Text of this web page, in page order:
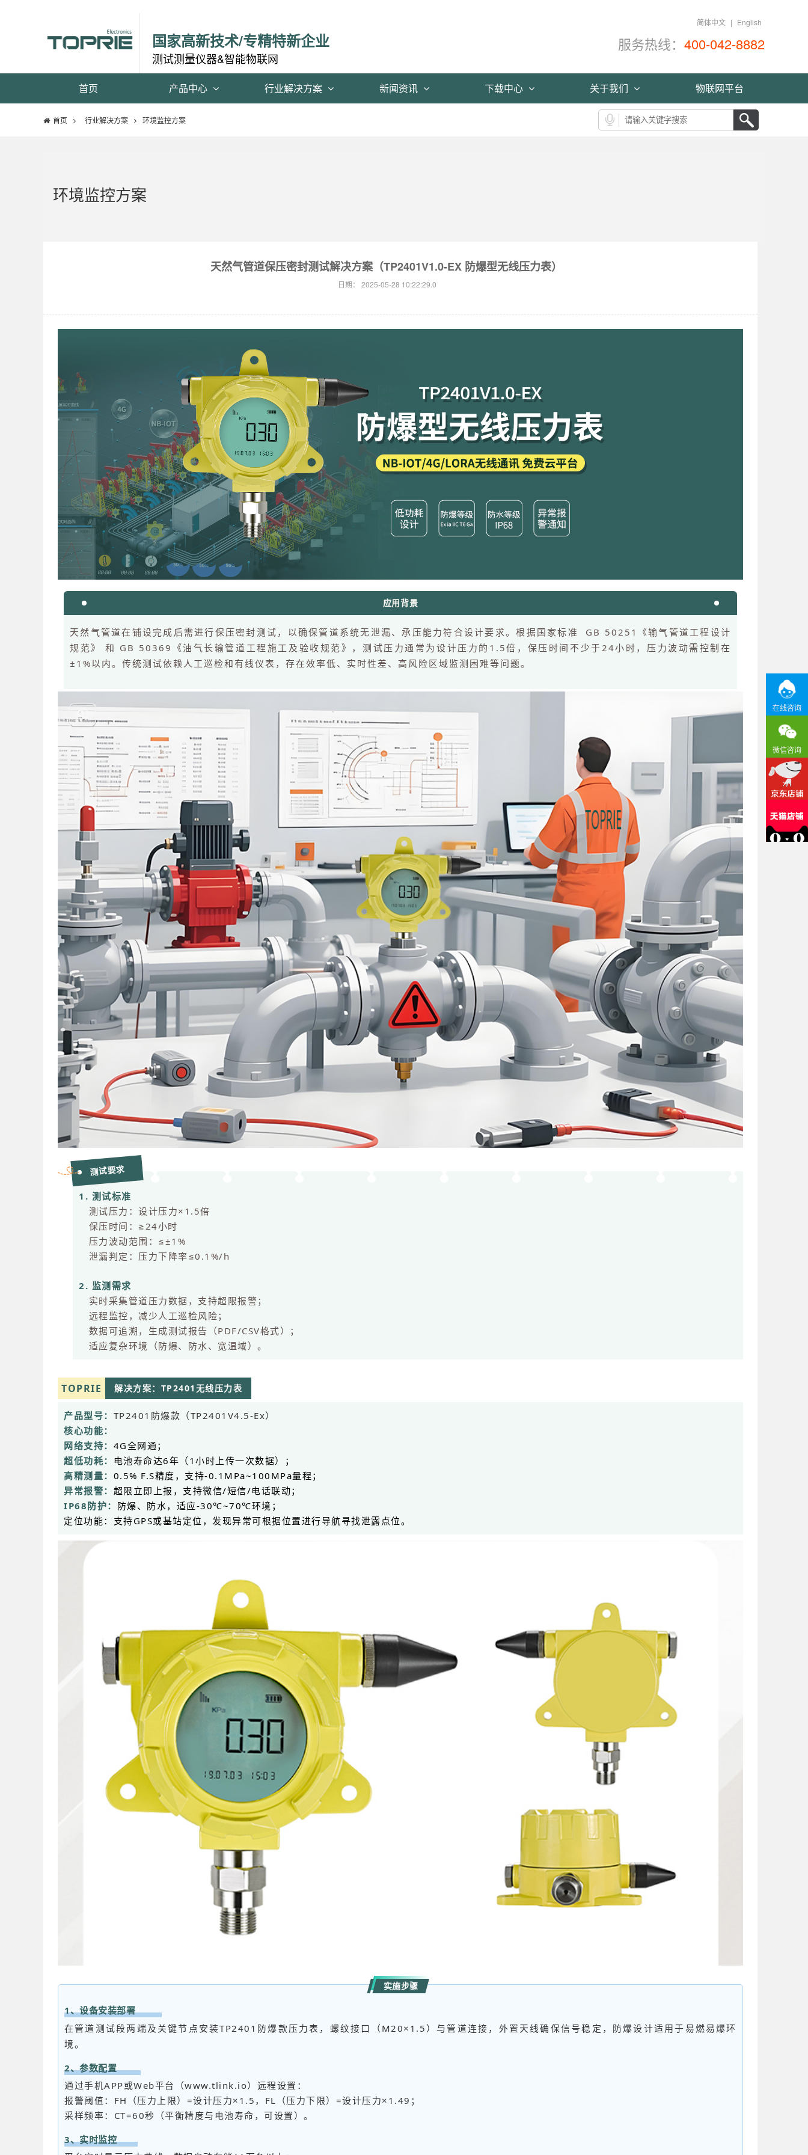
简体中文 | English
国家高新技术/专精特新企业
测试测量仪器&智能物联网
服务热线： 400-042-8882
首页 产品中心 行业解决方案 新闻资讯 下载中心 关于我们 物联网平台
首页 行业解决方案 环境监控方案
环境监控方案
天然气管道保压密封测试解决方案（TP2401V1.0-EX 防爆型无线压力表）
日期： 2025-05-28 10:22:29.0
应用背景
天然气管道在铺设完成后需进行保压密封测试，以确保管道系统无泄漏、承压能力符合设计要求。根据国家标准 GB 50251《输气管道工程设计
规范》 和 GB 50369《油气长输管道工程施工及验收规范》，测试压力通常为设计压力的1.5倍，保压时间不少于24小时，压力波动需控制在
±1%以内。传统测试依赖人工巡检和有线仪表，存在效率低、实时性差、高风险区域监测困难等问题。
测试要求
1. 测试标准
测试压力：设计压力×1.5倍
保压时间：≥24小时
压力波动范围：≤±1%
泄漏判定：压力下降率≤0.1%/h
2. 监测需求
实时采集管道压力数据，支持超限报警；
远程监控，减少人工巡检风险；
数据可追溯，生成测试报告（PDF/CSV格式）；
适应复杂环境（防爆、防水、宽温域）。
TOPRIE 解决方案：TP2401无线压力表
产品型号： TP2401防爆款（TP2401V4.5-Ex）
核心功能：
网络支持： 4G全网通；
超低功耗： 电池寿命达6年（1小时上传一次数据）；
高精测量： 0.5% F.S精度，支持-0.1MPa~100MPa量程；
异常报警： 超限立即上报，支持微信/短信/电话联动；
IP68防护： 防爆、防水，适应-30℃~70℃环境；
定位功能：支持GPS或基站定位，发现异常可根据位置进行导航寻找泄露点位。
实施步骤
1、设备安装部署
在管道测试段两端及关键节点安装TP2401防爆款压力表，螺纹接口（M20×1.5）与管道连接，外置天线确保信号稳定，防爆设计适用于易燃易爆环
境。
2、参数配置
通过手机APP或Web平台（www.tlink.io）远程设置：
报警阈值：FH（压力上限）=设计压力×1.5，FL（压力下限）=设计压力×1.49；
采样频率：CT=60秒（平衡精度与电池寿命，可设置）。
3、实时监控
在线咨询
微信咨询